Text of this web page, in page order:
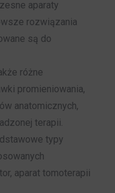
aparaty
rozwiązania
są do
różne
promieniowania,
anatomicznych,
terapii.
typy
aparat tomoterapii